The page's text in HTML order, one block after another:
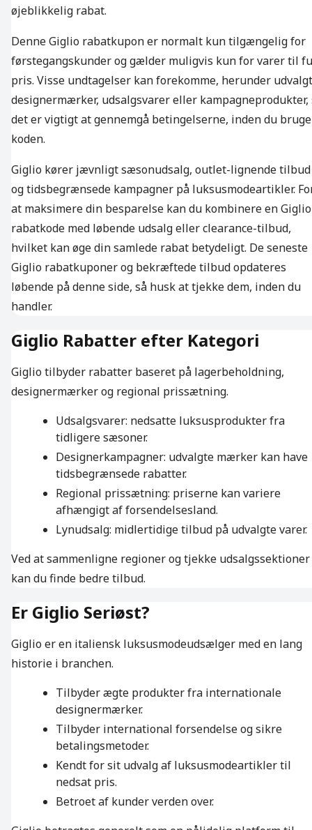
øjeblikkelig rabat.
Denne Giglio rabatkupon er normalt kun tilgængelig for
førstegangskunder og gælder muligvis kun for varer til
pris. Visse undtagelser kan forekomme, herunder
designermærker, udsalgsvarer eller kampagneprodukter,
det er vigtigt at gennemgå betingelserne, inden du
koden.
Giglio kører jævnligt sæsonudsalg, outlet-lignende tilbud
og tidsbegrænsede kampagner på luksusmodeartikler.
at maksimere din besparelse kan du kombinere en Giglio
rabatkode med løbende udsalg eller clearance-tilbud,
hvilket kan øge din samlede rabat betydeligt. De seneste
Giglio rabatkuponer og bekræftede tilbud opdateres
løbende på denne side, så husk at tjekke dem, inden du
handler.
Giglio Rabatter efter Kategori
Giglio tilbyder rabatter baseret på lagerbeholdning,
designermærker og regional prissætning.
Udsalgsvarer: nedsatte luksusprodukter fra
tidligere sæsoner.
Designerkampagner: udvalgte mærker kan have
tidsbegrænsede rabatter.
Regional prissætning: priserne kan variere
afhængigt af forsendelsesland.
Lynudsalg: midlertidige tilbud på udvalgte varer.
Ved at sammenligne regioner og tjekke udsalgssektioner
kan du finde bedre tilbud.
Er Giglio Seriøst?
Giglio er en italiensk luksusmodeudsælger med en lang
historie i branchen.
Tilbyder ægte produkter fra internationale
designermærker.
Tilbyder international forsendelse og sikre
betalingsmetoder.
Kendt for sit udvalg af luksusmodeartikler til
nedsat pris.
Betroet af kunder verden over.